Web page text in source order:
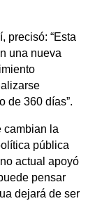
precisó: “Esta
una nueva
de 360 días”.
cambian la
pública
actual apoyó
pensar
dejará de ser